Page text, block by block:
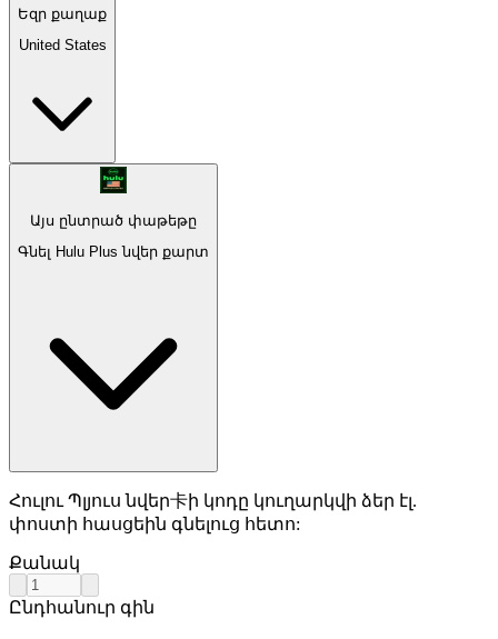
Եզր քաղաք
United States
Այս ընտրած փաթեթը
Գնել Hulu Plus նվեր քարտ
Հուլու Պլյուս նվեր卡ի կոդը կուղարկվի ձեր էլ.
փոստի հասցեին գնելուց հետո:
Քանակ
Ընդհանուր գին